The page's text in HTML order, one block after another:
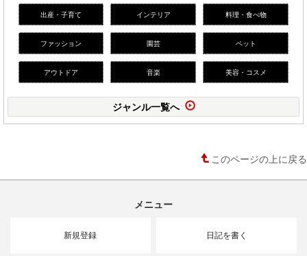
出産・子育て インテリア 料理・食べ物
ファッション 園芸 ペット
アウトドア 音楽 美容・コスメ
ジャンル一覧へ
このページの上に戻る
メニュー
新規登録 日記を書く